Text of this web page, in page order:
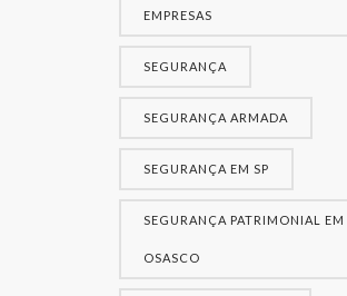
EMPRESAS
SEGURANÇA
SEGURANÇA ARMADA
SEGURANÇA EM SP
SEGURANÇA PATRIMONIAL EM
OSASCO